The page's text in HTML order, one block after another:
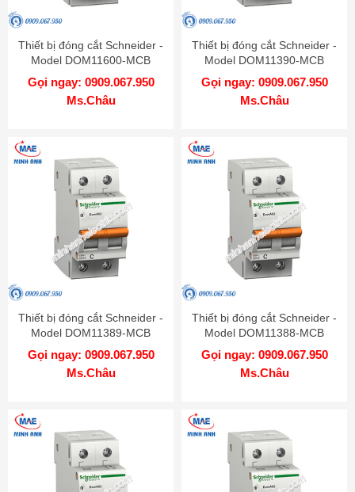
Thiết bị đóng cắt Schneider -
Model DOM11600-MCB
Gọi ngay: 0909.067.950
Ms.Châu
Thiết bị đóng cắt Schneider -
Model DOM11390-MCB
Gọi ngay: 0909.067.950
Ms.Châu
Thiết bị đóng cắt Schneider -
Model DOM11389-MCB
Gọi ngay: 0909.067.950
Ms.Châu
Thiết bị đóng cắt Schneider -
Model DOM11388-MCB
Gọi ngay: 0909.067.950
Ms.Châu